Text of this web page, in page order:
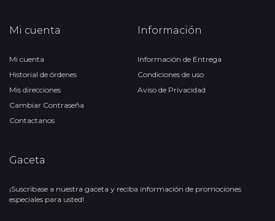
Mi cuenta
Mi cuenta
Historial de órdenes
Mis direcciones
Cambiar Contraseña
Contactanos
Información
Información de Entrega
Condiciones de uso
Aviso de Privacidad
Gaceta
¡Suscríbase a nuestra gaceta y reciba información de promociones
especiales para usted!